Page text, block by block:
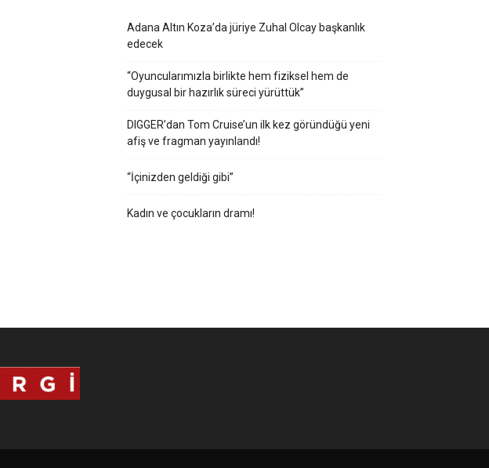
Adana Altın Koza’da jüriye Zuhal Olcay başkanlık
edecek
“Oyuncularımızla birlikte hem fiziksel hem de
duygusal bir hazırlık süreci yürüttük”
DIGGER’dan Tom Cruise’un ilk kez göründüğü yeni
afiş ve fragman yayınlandı!
“İçinizden geldiği gibi”
Kadın ve çocukların dramı!